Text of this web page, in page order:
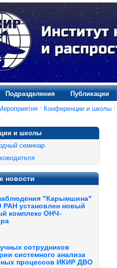
Подразделения Публикации
/ Конференции и школы /
и школы
семинар
новости
"Карымшина"
установлен новый
комплекс ОНЧ-
сотрудников
системного анализа
процессов ИКИР ДВО